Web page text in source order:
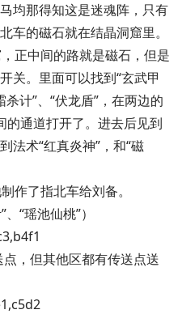
均那得知这是迷魂阵，只有
车的磁石就在结晶洞窟里。
正中间的路就是磁石，但是
关。里面可以找到“玄武甲
杀计”、“伏龙盾”，在两边的
的通道打开了。进去后见到
法术“红真炎神”，和“磁
作了指北车给刘备。
“瑶池仙桃”）
，但其他区都有传送点送